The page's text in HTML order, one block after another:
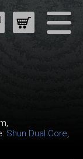
Shun Dual Core,